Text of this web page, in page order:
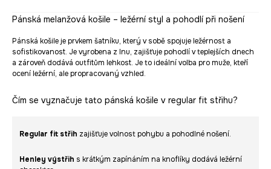
Pánská melanžová košile – ležérní styl a pohodlí při nošení
Pánská košile je prvkem šatníku, který v sobě spojuje ležérnost a
sofistikovanost. Je vyrobena z lnu, zajišťuje pohodlí v teplejších dnech
a zároveň dodává outfitům lehkost. Je to ideální volba pro muže, kteří
ocení ležérní, ale propracovaný vzhled.
Čím se vyznačuje tato pánská košile v regular fit střihu?
Regular fit střih zajišťuje volnost pohybu a pohodlné nošení.
Henley výstřih s krátkým zapínáním na knoflíky dodává ležérní